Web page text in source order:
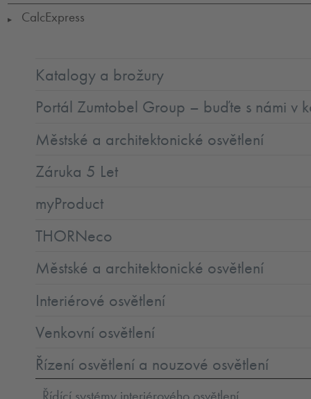
▶ CalcExpress
Katalogy a brožury
Portál Zumtobel Group – buďte s námi v
Městské a architektonické osvětlení
Záruka 5 Let
myProduct
THORNeco
Městské a architektonické osvětlení
Interiérové osvětlení
Venkovní osvětlení
Řízení osvětlení a nouzové osvětlení